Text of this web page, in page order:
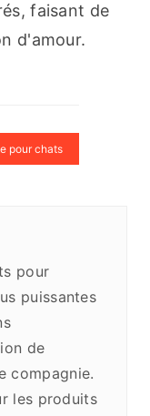
faisant de
d'amour.
pour chats
pour
puissantes
de
compagnie.
les produits